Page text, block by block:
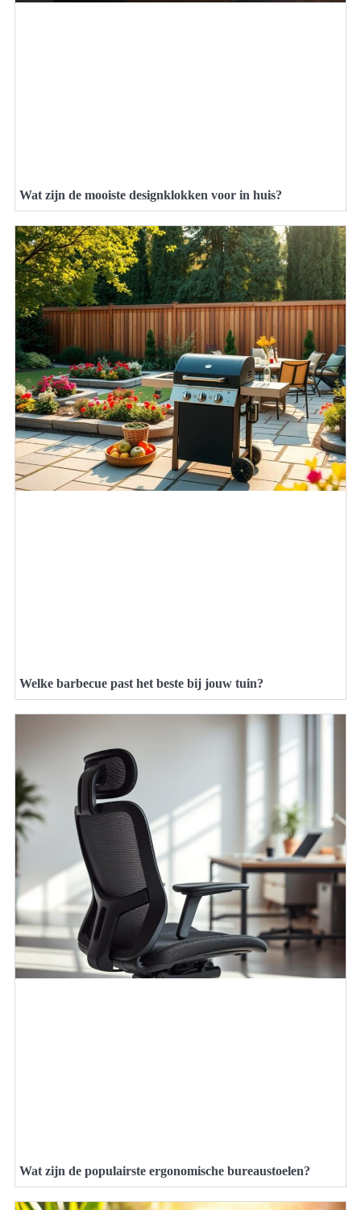
Wat zijn de mooiste designklokken voor in huis?
Welke barbecue past het beste bij jouw tuin?
Wat zijn de populairste ergonomische bureaustoelen?